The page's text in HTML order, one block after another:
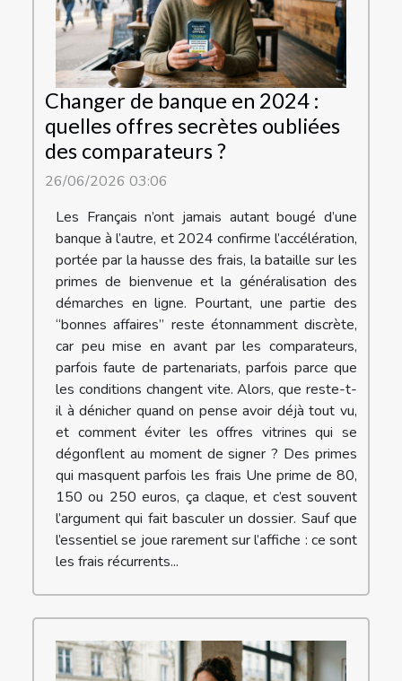
Changer de banque en 2024 :
quelles offres secrètes oubliées
des comparateurs ?
26/06/2026 03:06
Les Français n’ont jamais autant bougé d’une
banque à l’autre, et 2024 confirme l’accélération,
portée par la hausse des frais, la bataille sur les
primes de bienvenue et la généralisation des
démarches en ligne. Pourtant, une partie des
“bonnes affaires” reste étonnamment discrète,
car peu mise en avant par les comparateurs,
parfois faute de partenariats, parfois parce que
les conditions changent vite. Alors, que reste-t-
il à dénicher quand on pense avoir déjà tout vu,
et comment éviter les offres vitrines qui se
dégonflent au moment de signer ? Des primes
qui masquent parfois les frais Une prime de 80,
150 ou 250 euros, ça claque, et c’est souvent
l’argument qui fait basculer un dossier. Sauf que
l’essentiel se joue rarement sur l’affiche : ce sont
les frais récurrents...